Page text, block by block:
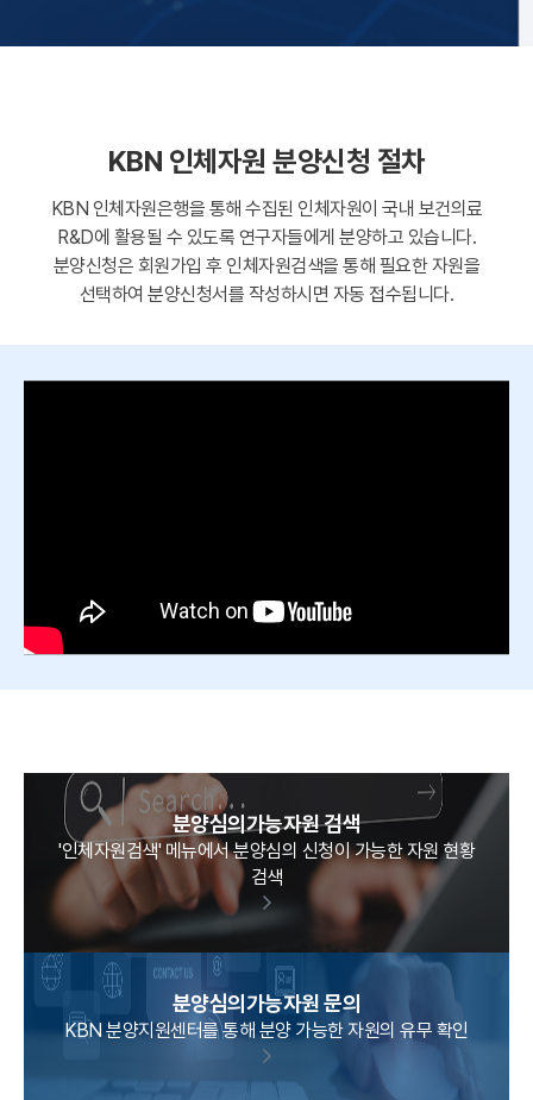
KBN 인체자원 분양신청 절차
KBN 인체자원은행을 통해 수집된 인체자원이 국내 보건의료
R&D에 활용될 수 있도록 연구자들에게 분양하고 있습니다.
분양신청은 회원가입 후 인체자원검색을 통해 필요한 자원을
선택하여 분양신청서를 작성하시면 자동 접수됩니다.
분양심의가능자원 검색
'인체자원검색' 메뉴에서 분양심의 신청이 가능한 자원 현황
검색
분양심의가능자원 문의
KBN 분양지원센터를 통해 분양 가능한 자원의 유무 확인